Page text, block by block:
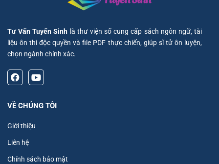
Tư Vấn Tuyển Sinh là thư viện số cung cấp sách ngôn ngữ, tài
liệu ôn thi độc quyền và file PDF thực chiến, giúp sĩ tử ôn luyện,
chọn ngành chính xác.
VỀ CHÚNG TÔI
Giới thiệu
Liên hệ
Chính sách bảo mật